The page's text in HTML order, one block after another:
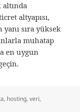
altyapısı,
sıra yüksek
muhatap
en uygun
, hosting,veri,